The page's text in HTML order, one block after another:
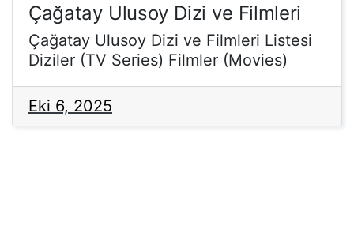
Çağatay Ulusoy Dizi ve Filmleri
Çağatay Ulusoy Dizi ve Filmleri Listesi
Diziler (TV Series) Filmler (Movies)
Eki 6, 2025